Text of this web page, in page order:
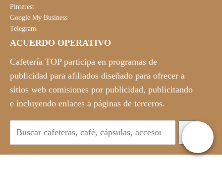
Pinterest
Google My Business
Telegram
ACUERDO OPERATIVO
Cafetería TOP participa en programas de
publicidad para afiliados diseñado para ofrecer a
sitios web comisiones por publicidad, publicitando
e incluyendo enlaces a páginas de terceros.